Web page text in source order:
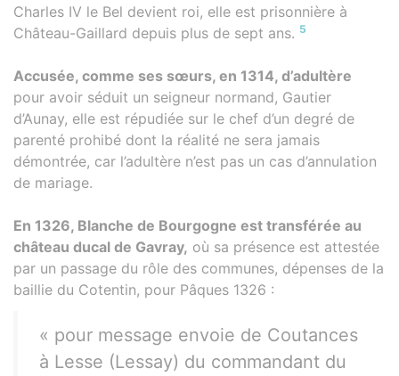
Charles IV le Bel devient roi, elle est prisonnière à
Château-Gaillard depuis plus de sept ans. 5
Accusée, comme ses sœurs, en 1314, d’adultère
pour avoir séduit un seigneur normand, Gautier
d’Aunay, elle est répudiée sur le chef d’un degré de
parenté prohibé dont la réalité ne sera jamais
démontrée, car l’adultère n’est pas un cas d’annulation
de mariage.
En 1326, Blanche de Bourgogne est transférée au
château ducal de Gavray, où sa présence est attestée
par un passage du rôle des communes, dépenses de la
baillie du Cotentin, pour Pâques 1326 :
« pour message envoie de Coutances
à Lesse (Lessay) du commandant du